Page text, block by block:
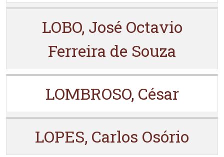
LOBO, José Octavio
Ferreira de Souza
LOMBROSO, César
LOPES, Carlos Osório